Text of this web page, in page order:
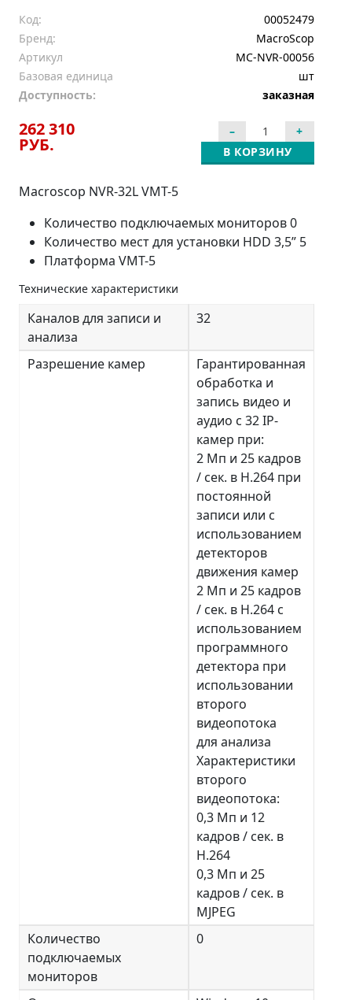
Код:
00052479
Бренд:
MacroScop
Артикул
MC-NVR-00056
Базовая единица
шт
Доступность:
заказная
262 310
РУБ. В КОРЗИНУ
Macroscop NVR-32L VMT-5
Количество подключаемых мониторов 0
Количество мест для установки HDD 3,5” 5
Платформа VMT-5
Технические характеристики
Каналов для записи и
анализа
32
Разрешение камер
Гарантированная
обработка и
запись видео и
аудио с 32 IP-
камер при:
2 Мп и 25 кадров
/ сек. в H.264 при
постоянной
записи или с
использованием
детекторов
движения камер
2 Мп и 25 кадров
/ сек. в H.264 с
использованием
программного
детектора при
использовании
второго
видеопотока
для анализа
Характеристики
второго
видеопотока:
0,3 Мп и 12
кадров / сек. в
H.264
0,3 Мп и 25
кадров / сек. в
MJPEG
Количество
подключаемых
мониторов
0